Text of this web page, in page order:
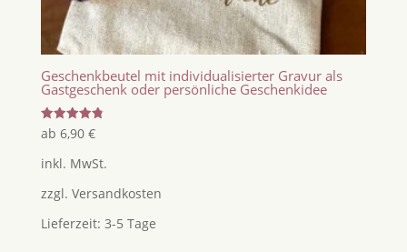
Geschenkbeutel mit individualisierter Gravur als
Gastgeschenk oder persönliche Geschenkidee
Bewertet
mit
von 5
ab 6,90 €
inkl. MwSt.
zzgl. Versandkosten
Lieferzeit: 3-5 Tage